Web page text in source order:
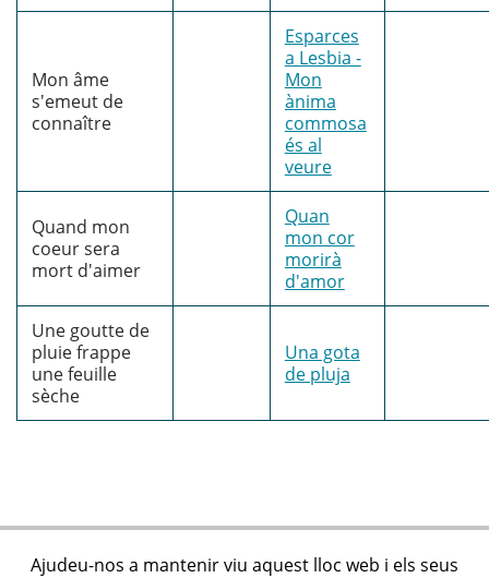
Mon âme
s'emeut de
connaître
Esparces
a Lesbia -
Mon
ànima
commosa
és al
veure
Quand mon
coeur sera
mort d'aimer
Quan
mon cor
morirà
d'amor
Une goutte de
pluie frappe
une feuille
sèche
Una gota
de pluja
Ajudeu-nos a mantenir viu aquest lloc web i els seus